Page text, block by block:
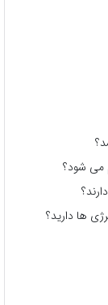
می شود؟
ها دارید؟